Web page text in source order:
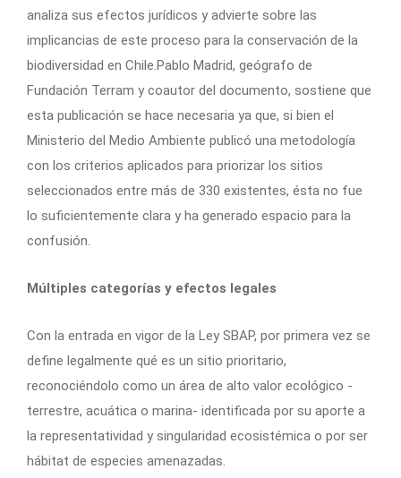
analiza sus efectos jurídicos y advierte sobre las
implicancias de este proceso para la conservación de la
biodiversidad en Chile.Pablo Madrid, geógrafo de
Fundación Terram y coautor del documento, sostiene que
esta publicación se hace necesaria ya que, si bien el
Ministerio del Medio Ambiente publicó una metodología
con los criterios aplicados para priorizar los sitios
seleccionados entre más de 330 existentes, ésta no fue
lo suficientemente clara y ha generado espacio para la
confusión.
Múltiples categorías y efectos legales
Con la entrada en vigor de la Ley SBAP, por primera vez se
define legalmente qué es un sitio prioritario,
reconociéndolo como un área de alto valor ecológico -
terrestre, acuática o marina- identificada por su aporte a
la representatividad y singularidad ecosistémica o por ser
hábitat de especies amenazadas.